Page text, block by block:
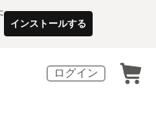
インストールする
ログイン